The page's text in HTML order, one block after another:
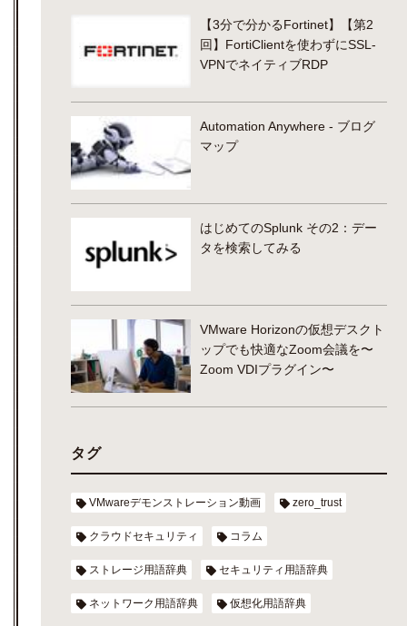
【3分で分かるFortinet】【第2
回】FortiClientを使わずにSSL-
VPNでネイティブRDP
Automation Anywhere - ブログ
マップ
はじめてのSplunk その2：デー
タを検索してみる
VMware Horizonの仮想デスクト
ップでも快適なZoom会議を〜
Zoom VDIプラグイン〜
タグ
VMwareデモンストレーション動画 zero_trust
クラウドセキュリティ コラム
ストレージ用語辞典 セキュリティ用語辞典
ネットワーク用語辞典 仮想化用語辞典